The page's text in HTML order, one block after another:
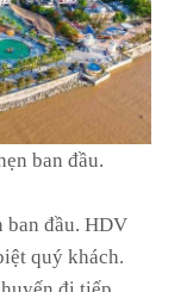
ban đầu.
ban đầu. HDV
quý khách.